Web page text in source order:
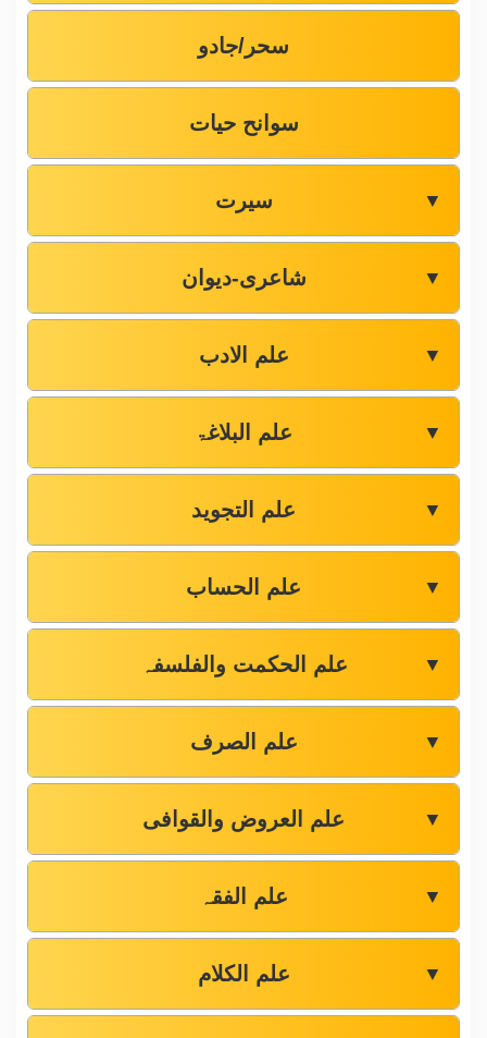
سحر/جادو
سوانح حیات
سیرت ▼
شاعری-دیوان ▼
علم الادب ▼
علم البلاغۃ ▼
علم التجوید ▼
علم الحساب ▼
علم الحکمت والفلسفہ ▼
علم الصرف ▼
علم العروض والقوافی ▼
علم الفقہ ▼
علم الکلام ▼